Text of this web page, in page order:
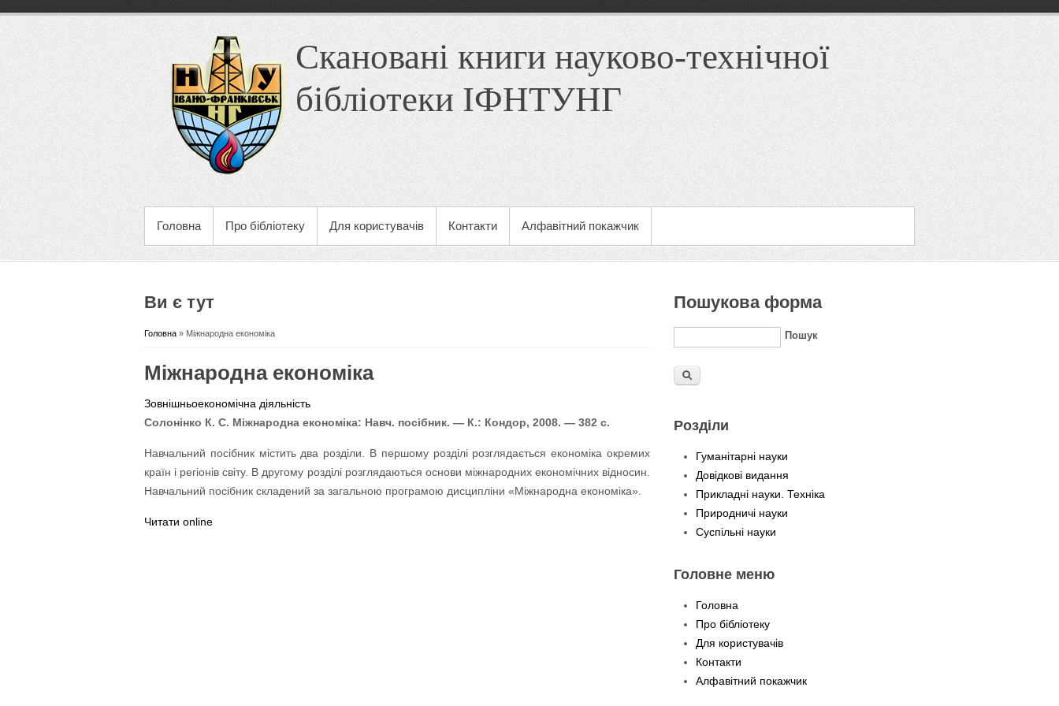
Скановані книги науково-технічної
бібліотеки ІФНТУНГ
Головна Про бібліотеку Для користувачів Контакти Алфавітний покажчик
Ви є тут
Головна » Міжнародна економіка
Міжнародна економіка
Зовнішньоекономічна діяльність
Солонінко К. С. Міжнародна економіка: Навч. посібник. — К.: Кондор, 2008. — 382 с.
Навчальний посібник містить два розділи. В першому розділі розглядається економіка окремих
країн і регіонів світу. В другому розділі розглядаються основи міжнародних економічних відносин.
Навчальний посібник складений за загальною програмою дисципліни «Міжнародна економіка».
Читати online
Пошукова форма
Пошук
Розділи
Гуманітарні науки
Довідкові видання
Прикладні науки. Техніка
Природничі науки
Суспільні науки
Головне меню
Головна
Про бібліотеку
Для користувачів
Контакти
Алфавітний покажчик